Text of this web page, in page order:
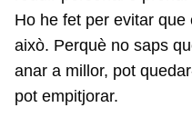
Ho he fet per evitar
això. Perquè no saps
anar a millor, pot
pot empitjorar.